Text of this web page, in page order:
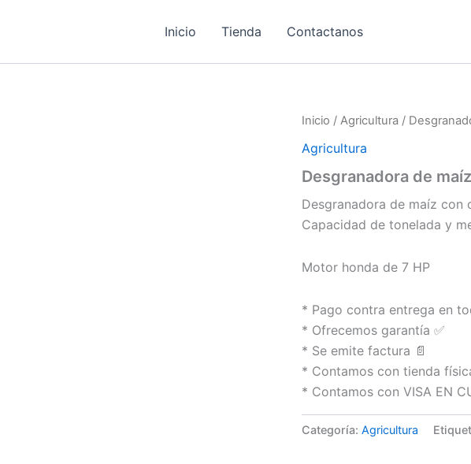
Inicio Tienda Contactanos
Inicio / Agricultura /
Agricultura
Desgranadora de
Desgranadora de maíz con
Capacidad de tonelada y
Motor honda de 7 HP
* Pago contra entrega en
* Ofrecemos garantía ✅
* Se emite factura 📄
* Contamos con tienda
* Contamos con VISA EN
Categoría: Agricultura